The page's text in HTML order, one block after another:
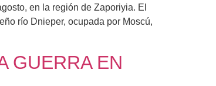
en la región de Zaporiyia. El
río Dnieper, ocupada por Moscú,
GUERRA EN